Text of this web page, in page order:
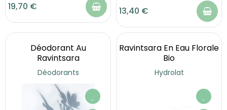
19,70 € 13,40 €
Déodorant Au
Ravintsara
Déodorants
Ravintsara En Eau Florale
Bio
Hydrolat